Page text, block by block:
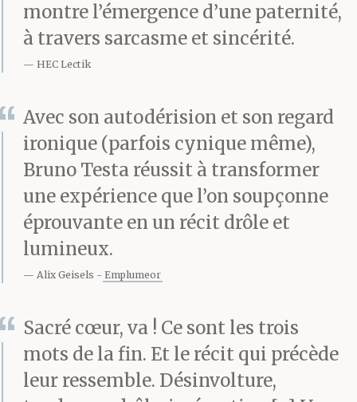
l’escalier tremblant qui
mène dans les
les pensionnaires et les
pissotières ouvertes au
grand vent, où l’on pisse
à plusieurs des litres de
bière. À la barre,
Ammad, la tête dénudée
au milieu des tempêtes,
le pied marin à force de
voir les autres tanguer
montre l’émergence d’une paternité,
à travers sarcasme et sincérité.
HEC Lectik
Avec son autodérision et son regard
ironique (parfois cynique même),
Bruno Testa réussit à transformer
une expérience que l’on soupçonne
éprouvante en un récit drôle et
lumineux.
Alix Geisels Emplumeor
Sacré cœur, va ! Ce sont les trois
mots de la fin. Et le récit qui précède
leur ressemble. Désinvolture,